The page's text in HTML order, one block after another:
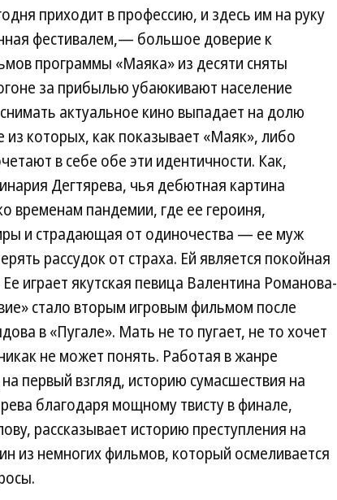
приходит в профессию, и здесь им на руку
фестивалем,— большое доверие к
программы «Маяка» из десяти сняты
за прибылью убаюкивают население
актуальное кино выпадает на долю
из которых, как показывает «Маяк», либо
в себе обе эти идентичности. Как,
Дегтярева, чья дебютная картина
временам пандемии, где ее героиня,
и страдающая от одиночества — ее муж
рассудок от страха. Ей является покойная
играет якутская певица Валентина Романова-
стало вторым игровым фильмом после
в «Пугале». Мать не то пугает, не то хочет
не может понять. Работая в жанре
первый взгляд, историю сумасшествия на
благодаря мощному твисту в финале,
рассказывает историю преступления на
из немногих фильмов, который осмеливается